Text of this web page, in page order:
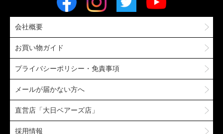
会社概要
お買い物ガイド
プライバシーポリシー・免責事項
メールが届かない方へ
直営店「大日ベアーズ店」
採用情報